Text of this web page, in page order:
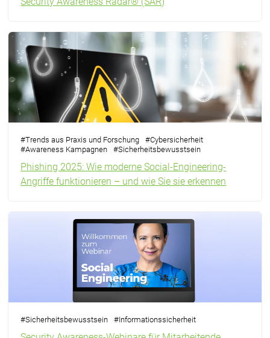
#Trends aus Praxis und Forschung #Cybersicherheit
#Awareness Kampagnen #Sicherheitsbewusstsein
Phishing 2025: Wie moderne Social-Engineering-
Angriffe funktionieren – und wie Sie sie erkennen
#Sicherheitsbewusstsein #Informationssicherheit